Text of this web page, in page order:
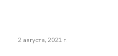
2 августа, 2021 г.